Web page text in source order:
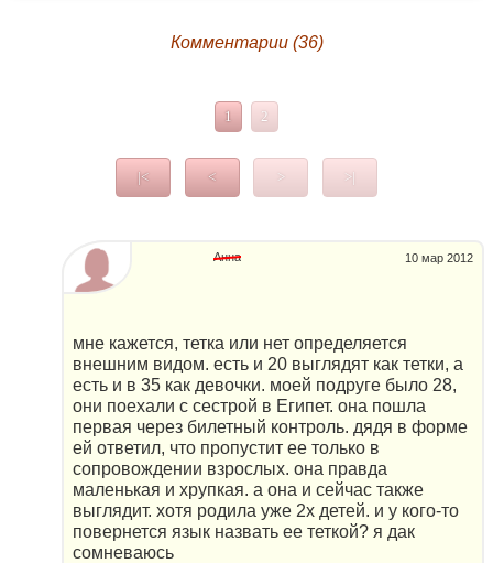
Комментарии (36)
1 2
|< < > >|
10 мар 2012
Анна
мне кажется, тетка или нет определяется
внешним видом. есть и 20 выглядят как тетки, а
есть и в 35 как девочки. моей подруге было 28,
они поехали с сестрой в Египет. она пошла
первая через билетный контроль. дядя в форме
ей ответил, что пропустит ее только в
сопровождении взрослых. она правда
маленькая и хрупкая. а она и сейчас также
выглядит. хотя родила уже 2х детей. и у кого-то
повернется язык назвать ее теткой? я дак
сомневаюсь